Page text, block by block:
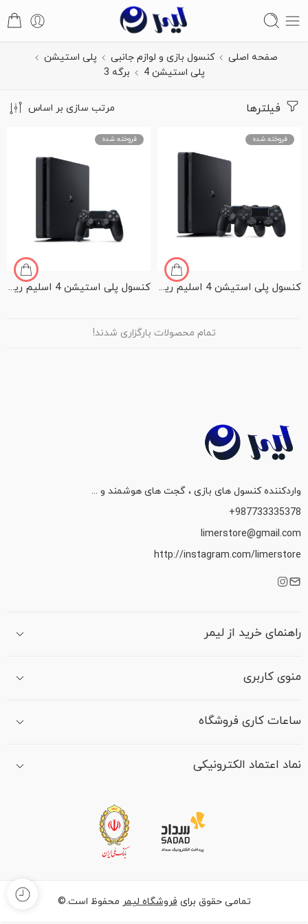
صفحه اصلی کنسول بازی و لوازم جانبی
پلی استیشن
پلی استیشن 4
برگه 3
فیلترها مرتب سازی بر اساس
فروخته شده
کنسول پلی استیشن 4 اسلیم ریجن دو اروپا با هارد یک ترابایت همراه با دسته اضافه
فروخته شده
کنسول پلی استیشن 4 اسلیم ریجن یک امریکا کد CUH2215B با هارد یک ترابایت
تمام محصولات بارگزاری شدند!
واردکننده کنسول های بازی ، گجت های هوشمند و ...
987733335378+
limerstore@gmail.com
http://instagram.com/limerstore
راهنمای خرید از لیمر
منوی کاربری
ساعات کاری فروشگاه
نماد اعتماد الکترونیکی
تمامی حقوق برایفروشگاه لیمر محفوظ است.©